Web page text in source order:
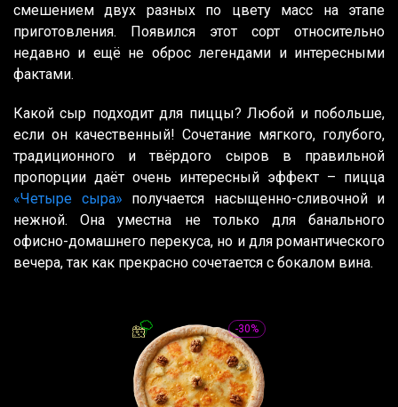
смешением двух разных по цвету масс на этапе
приготовления. Появился этот сорт относительно
недавно и ещё не оброс легендами и интересными
фактами.
Какой сыр подходит для пиццы? Любой и побольше,
если он качественный! Сочетание мягкого, голубого,
традиционного и твёрдого сыров в правильной
пропорции даёт очень интересный эффект – пицца
«Четыре сыра» получается насыщенно-сливочной и
нежной. Она уместна не только для банального
офисно-домашнего перекуса, но и для романтического
вечера, так как прекрасно сочетается с бокалом вина.
-30%